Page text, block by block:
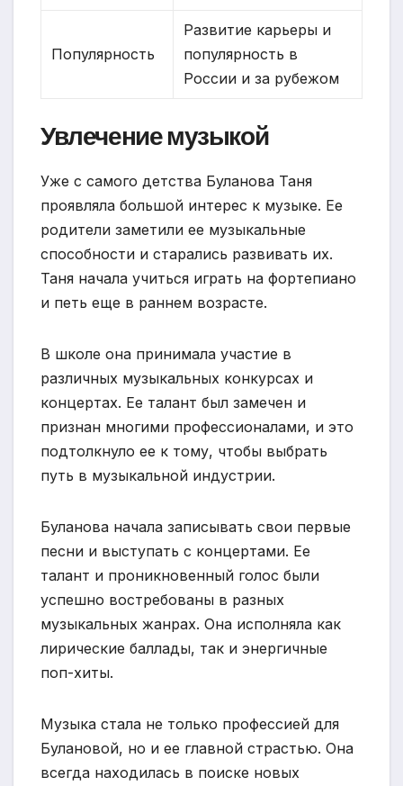
Популярность
Развитие карьеры и
популярность в
России и за рубежом
Увлечение музыкой
Уже с самого детства Буланова Таня
проявляла большой интерес к музыке. Ее
родители заметили ее музыкальные
способности и старались развивать их.
Таня начала учиться играть на фортепиано
и петь еще в раннем возрасте.
В школе она принимала участие в
различных музыкальных конкурсах и
концертах. Ее талант был замечен и
признан многими профессионалами, и это
подтолкнуло ее к тому, чтобы выбрать
путь в музыкальной индустрии.
Буланова начала записывать свои первые
песни и выступать с концертами. Ее
талант и проникновенный голос были
успешно востребованы в разных
музыкальных жанрах. Она исполняла как
лирические баллады, так и энергичные
поп-хиты.
Музыка стала не только профессией для
Булановой, но и ее главной страстью. Она
всегда находилась в поиске новых